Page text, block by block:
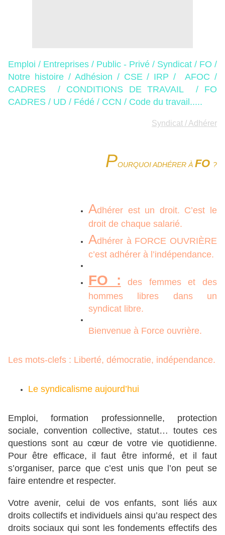
Emploi / Entreprises / Public - Privé / Syndicat / FO /
Notre histoire / Adhésion / CSE / IRP / AFOC /
CADRES / CONDITIONS DE TRAVAIL / FO
CADRES / UD / Fédé / CCN / Code du travail.....
Syndicat / Adhérer
POURQUOI ADHÉRER À FO ?
Adhérer est un droit. C’est le
droit de chaque salarié.
Adhérer à FORCE OUVRIÈRE
c’est adhérer à l’indépendance.
FO : des femmes et des
hommes libres dans un
syndicat libre.
Bienvenue à Force ouvrière.
Les mots-clefs : Liberté, démocratie, indépendance.
Le syndicalisme aujourd’hui
Emploi, formation professionnelle, protection
sociale, convention collective, statut… toutes ces
questions sont au cœur de votre vie quotidienne.
Pour être efficace, il faut être informé, et il faut
s’organiser, parce que c’est unis que l’on peut se
faire entendre et respecter.
Votre avenir, celui de vos enfants, sont liés aux
droits collectifs et individuels ainsi qu’au respect des
droits sociaux qui sont les fondements effectifs des